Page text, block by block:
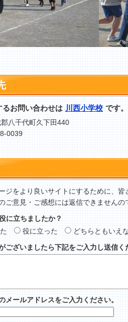
お問い合わせは 川西小学校 です。
八千代町久下田440
0039
ジをより良いサイトにするために、
ご意見・ご感想には返信できませんの
に立ちましたか？
役に立った
どちらともいえ
ございましたら下記をご入力し送信く
メールアドレスをご入力ください。